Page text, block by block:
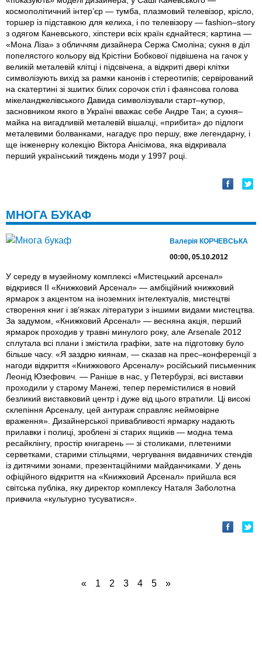
космополітичний інтер’єр — тумба, плазмовий телевізор, крісло,
торшер із підставкою для келиха, і по телевізору — fashion–story
з одягом Каневського, хіпстери всіх країн єднайтеся; картина —
«Мона Ліза» з обличчям дизайнера Сержа Смоліна; сукня в діл
попелястого кольору від Крістіни Бобкової підвішена на гачок у
великій металевій клітці і підсвічена, а відкриті двері клітки
символізують вихід за рамки канонів і стереотипів; сервірований
на скатертині зі зшитих білих сорочок стіл і фаянсова голова
мікеланджелівського Давида символізували старт–кутюр,
засновником якого в Україні вважає себе Андре Тан; а сукня–
майка на вигадливій металевій вішалці, «прибита» до підлоги
металевими болванками, нагадує про першу, вже легендарну, і
ще інженерну колекцію Віктора Анісімова, яка відкривала
перший український тиждень моди у 1997 році.
МНОГА БУКАФ
Валерія КОРЧЕВСЬКА
00:00, 05.10.2012
У середу в музейному комплексі «Мистецький арсенал»
відкрився ІІ «Книжковий Арсенал» — амбіційний книжковий
ярмарок з акцентом на іноземних інтелектуалів, мистецтві
створення книг і зв’язках літератури з іншими видами мистецтва.
За задумом, «Книжковий Арсенал» — весняна акція, перший
ярмарок проходив у травні минулого року, але Arsenale 2012
сплутала всі плани і змістила графіки, зате на підготовку було
більше часу. «Я заздрю киянам, — сказав на прес–конференції з
нагоди відкриття «Книжкового Арсеналу» російський письменник
Леонід Юзефович. — Раніше в нас, у Петербурзі, всі виставки
проходили у старому Манежі, тепер перемістилися в новий
безликий виставковий центр і дуже від цього втратили. Ці високі
склепіння Арсеналу, цей антураж справляє неймовірне
враження». Дизайнерської привабливості ярмарку надають
прилавки і полицi, зроблені зі старих ящиків — модна тема
ресайклінгу, простір книгарень — зi столиками, плетеними
серветками, старими стільцями, чергування видавничих стендів
із дитячими зонами, презентаційними майданчиками. У день
офіційного відкриття на «Книжковий Арсенал» прийшла вся
світська публіка, яку директор комплексу Наталя Заболотна
привчила «культурно тусуватися».
« 1 2 3 4 5 »